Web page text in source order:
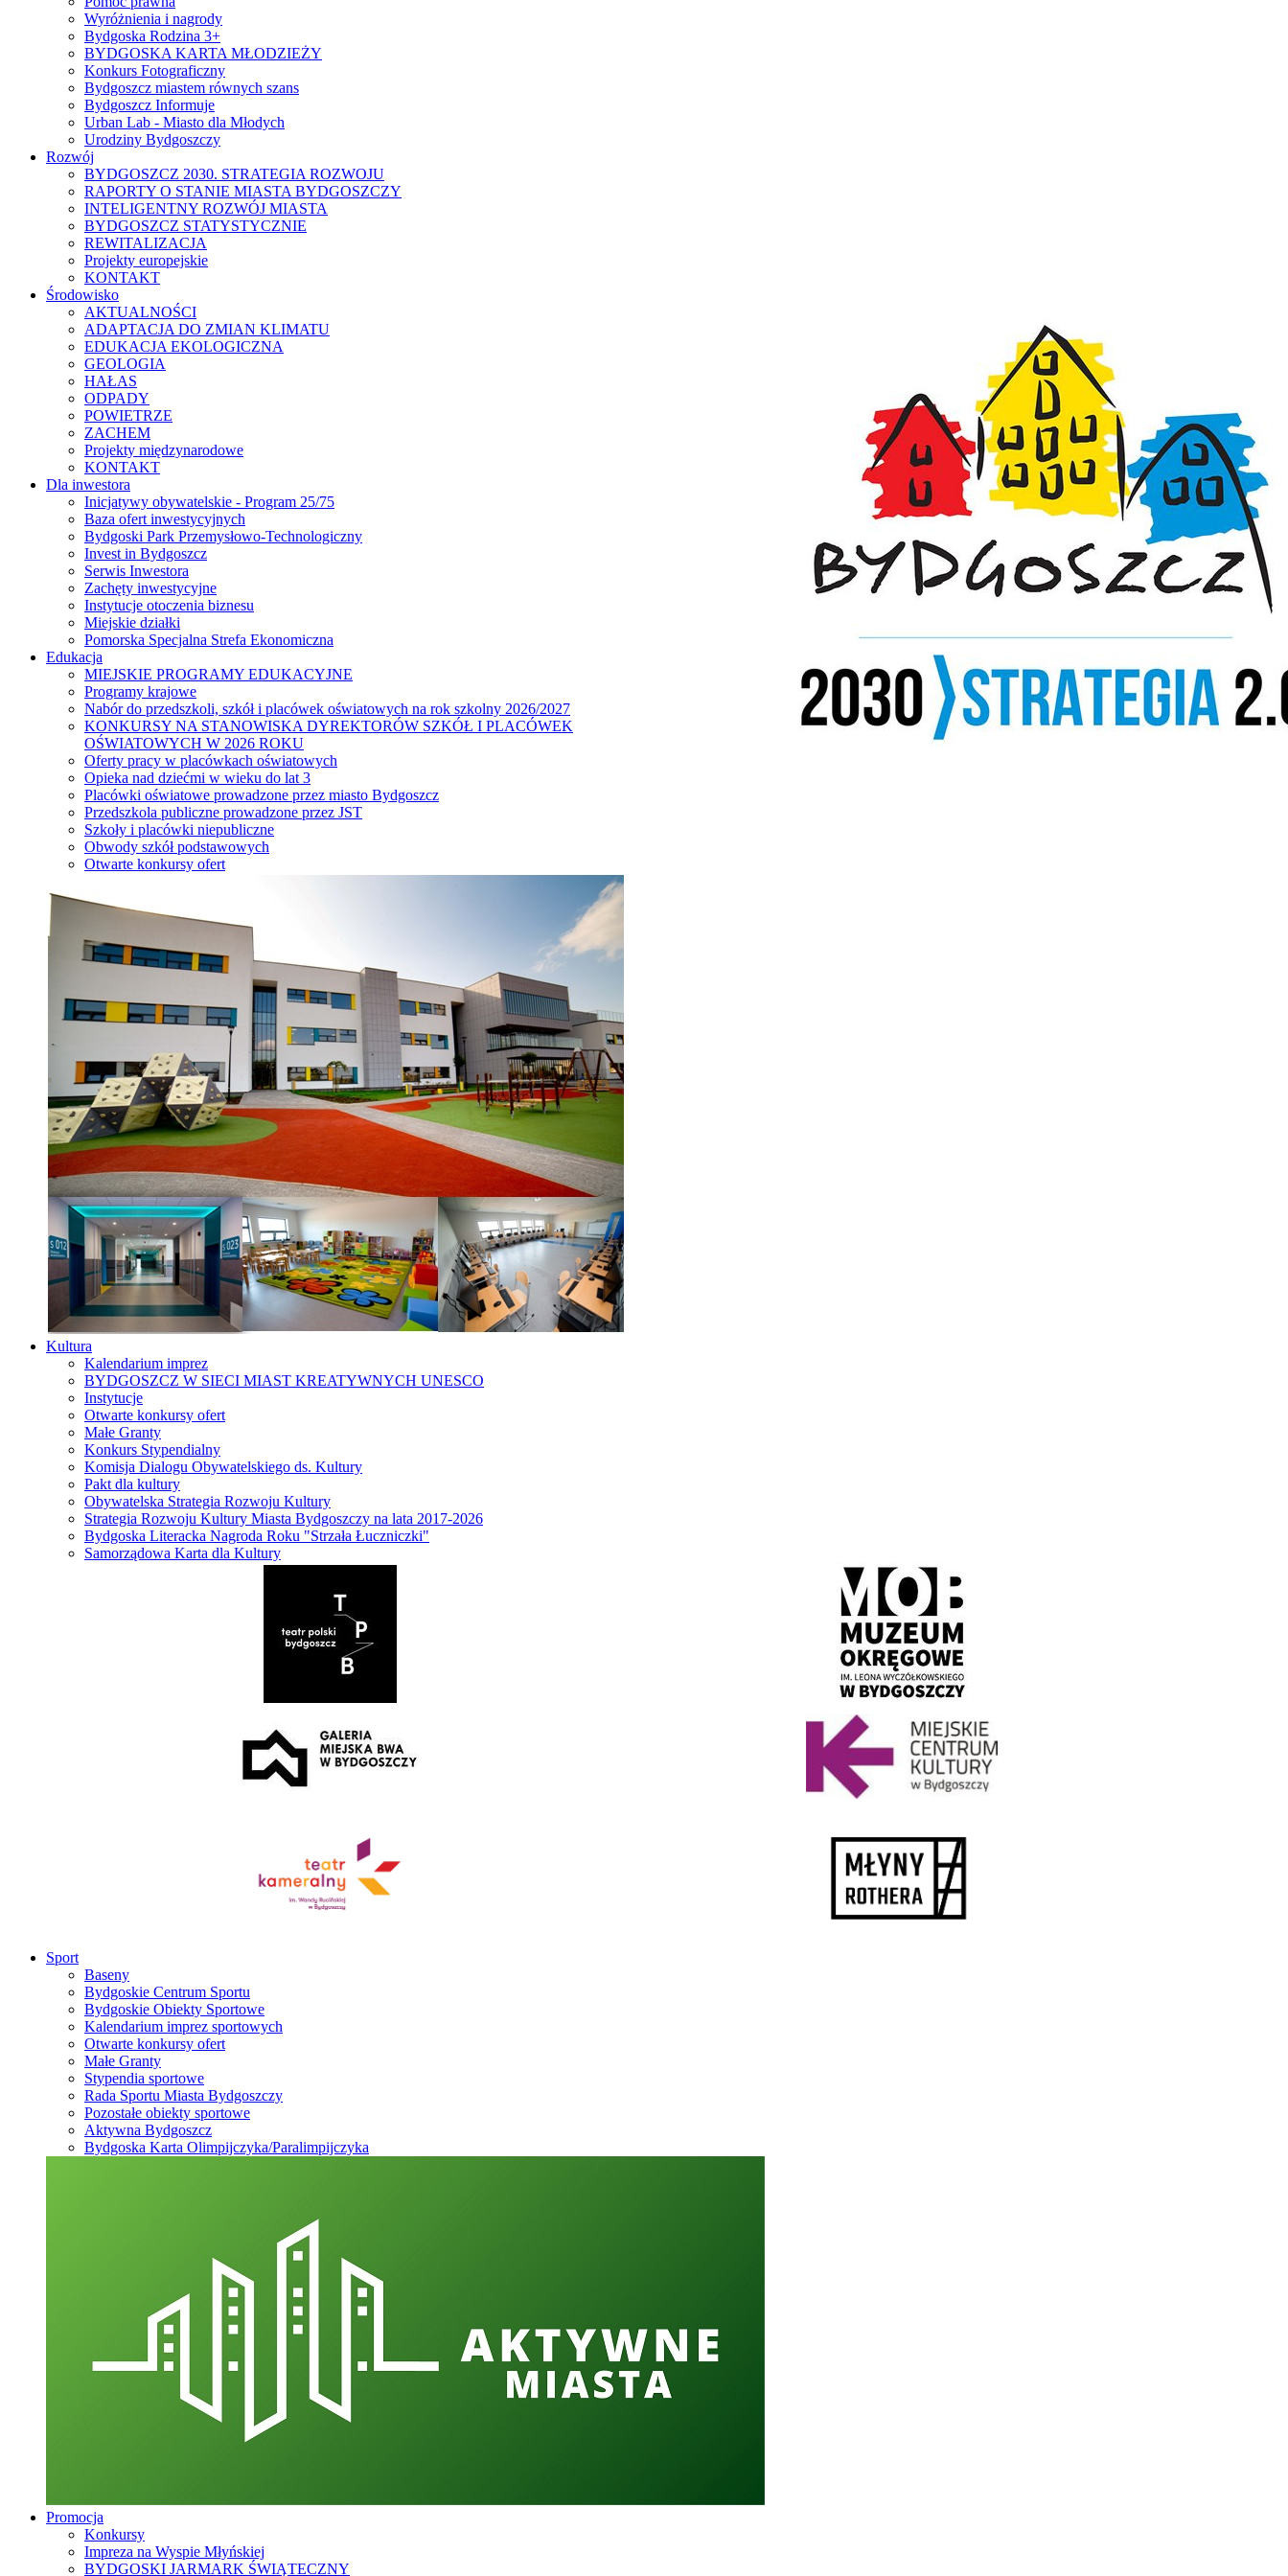
Wyróżnienia i nagrody
Bydgoska Rodzina 3+
BYDGOSKA KARTA MŁODZIEŻY
Konkurs Fotograficzny
Bydgoszcz miastem równych szans
Bydgoszcz Informuje
Urban Lab - Miasto dla Młodych
Urodziny Bydgoszczy
Rozwój
BYDGOSZCZ 2030. STRATEGIA ROZWOJU
RAPORTY O STANIE MIASTA BYDGOSZCZY
INTELIGENTNY ROZWÓJ MIASTA
BYDGOSZCZ STATYSTYCZNIE
REWITALIZACJA
Projekty europejskie
KONTAKT
Środowisko
AKTUALNOŚCI
ADAPTACJA DO ZMIAN KLIMATU
EDUKACJA EKOLOGICZNA
GEOLOGIA
HAŁAS
ODPADY
POWIETRZE
ZACHEM
Projekty międzynarodowe
KONTAKT
Dla inwestora
Inicjatywy obywatelskie - Program 25/75
Baza ofert inwestycyjnych
Bydgoski Park Przemysłowo-Technologiczny
Invest in Bydgoszcz
Serwis Inwestora
Zachęty inwestycyjne
Instytucje otoczenia biznesu
Miejskie działki
Pomorska Specjalna Strefa Ekonomiczna
Edukacja
MIEJSKIE PROGRAMY EDUKACYJNE
Programy krajowe
Nabór do przedszkoli, szkół i placówek oświatowych na rok szkolny 2026/2027
KONKURSY NA STANOWISKA DYREKTORÓW SZKÓŁ I PLACÓWEK
OŚWIATOWYCH W 2026 ROKU
Oferty pracy w placówkach oświatowych
Opieka nad dziećmi w wieku do lat 3
Placówki oświatowe prowadzone przez miasto Bydgoszcz
Przedszkola publiczne prowadzone przez JST
Szkoły i placówki niepubliczne
Obwody szkół podstawowych
Otwarte konkursy ofert
Kultura
Kalendarium imprez
BYDGOSZCZ W SIECI MIAST KREATYWNYCH UNESCO
Instytucje
Otwarte konkursy ofert
Małe Granty
Konkurs Stypendialny
Komisja Dialogu Obywatelskiego ds. Kultury
Pakt dla kultury
Obywatelska Strategia Rozwoju Kultury
Strategia Rozwoju Kultury Miasta Bydgoszczy na lata 2017-2026
Bydgoska Literacka Nagroda Roku "Strzała Łuczniczki"
Samorządowa Karta dla Kultury
Sport
Baseny
Bydgoskie Centrum Sportu
Bydgoskie Obiekty Sportowe
Kalendarium imprez sportowych
Otwarte konkursy ofert
Małe Granty
Stypendia sportowe
Rada Sportu Miasta Bydgoszczy
Pozostałe obiekty sportowe
Aktywna Bydgoszcz
Bydgoska Karta Olimpijczyka/Paralimpijczyka
Promocja
Konkursy
Impreza na Wyspie Młyńskiej
BYDGOSKI JARMARK ŚWIĄTECZNY